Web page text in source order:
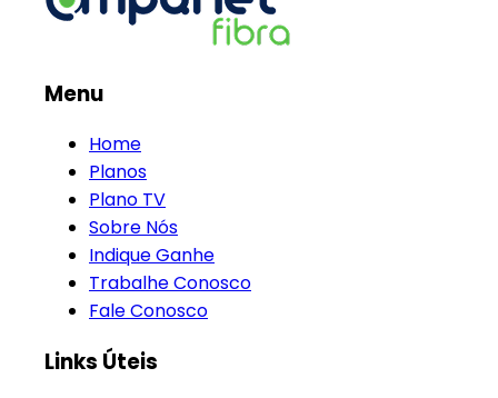
Menu
Home
Planos
Plano TV
Sobre Nós
Indique Ganhe
Trabalhe Conosco
Fale Conosco
Links Úteis